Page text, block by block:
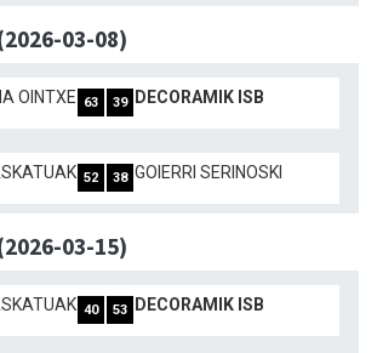
03-08)
OINTXE 63 39 DECORAMIK ISB
52 38 GOIERRI SERINOSKI
03-15)
40 53 DECORAMIK ISB